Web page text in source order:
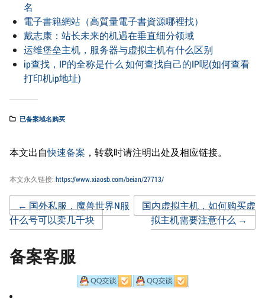
名
電子書籍網站（高質量電子書資源哪裡找）
戴志康：站长未来的机遇在垂直细分领域
运维堡垒主机，服务器与虚拟主机有什么区别
ip查找，IP的全称是什么 如何查找自己的IP呢(如何查看
打印机ip地址)
已备案域名购买
本文出自快速备案 ，转载时请注明出处及相应链接。
本文永久链接: https://www.xiaosb.com/beian/27713/
Post
navigation
← 国外私服，魔兽世界N服
什么号可以卖几千块
国内虚拟主机，如何购买虚
拟主机需要注意什么→
备案客服